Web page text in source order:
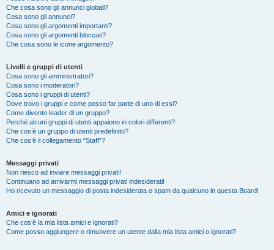
Che cosa sono gli annunci globali?
Cosa sono gli annunci?
Cosa sono gli argomenti importanti?
Cosa sono gli argomenti bloccati?
Che cosa sono le icone argomento?
Livelli e gruppi di utenti
Cosa sono gli amministratori?
Cosa sono i moderatori?
Cosa sono i gruppi di utenti?
Dove trovo i gruppi e come posso far parte di uno di essi?
Come divento leader di un gruppo?
Perché alcuni gruppi di utenti appaiono in colori differenti?
Che cos’è un gruppo di utenti predefinito?
Che cos’è il collegamento “Staff”?
Messaggi privati
Non riesco ad inviare messaggi privati!
Continuano ad arrivarmi messaggi privati indesiderati!
Ho ricevuto un messaggio di posta indesiderata o spam da qualcuno in questa Board!
Amici e ignorati
Che cos’è la mia lista amici e ignorati?
Come posso aggiungere o rimuovere un utente dalla mia lista amici o ignorati?